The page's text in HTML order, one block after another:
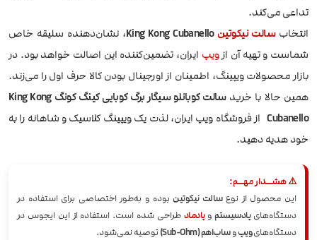
تداعی می‌کند.
انتخابسالت نیکوتین King Kong Cubanello
، نشان‌دهنده سلیقه خاص
شماست و تهیه آن ازویپ ایران، تضمین‌کننده این اصالت خواهد بود. در
بازار محصولات ویپینگ، اطمینان از اورجینال بودن کالا حرف اول را می‌زند.
همین حالا با خرید
سالت کوبانلو سیگار برگ کوبایی کینگ کونگ King Kong
Cubanelloاز فروشگاه ویپ ایران، لذت یک ویپینگ کلاسیک و شاهانه را به
خود هدیه دهید.
⚠️ هشــدار مهــم:
این محصول از نوعسالت نیکوتین بوده و به‌طور اختصاصی برای استفاده در
دستگاه‌هایپادسیستموپادماد طراحی شده است. استفاده از این ایجوس در
دستگاه‌هایویپوساب‌اهم (Sub-Ohm) توصیه نمی‌شود.